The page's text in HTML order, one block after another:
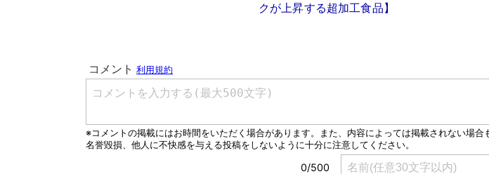
クが上昇する超加工食品】